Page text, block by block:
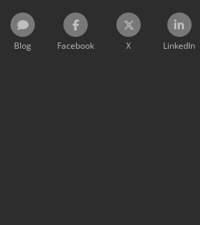
Blog Facebook X LinkedIn